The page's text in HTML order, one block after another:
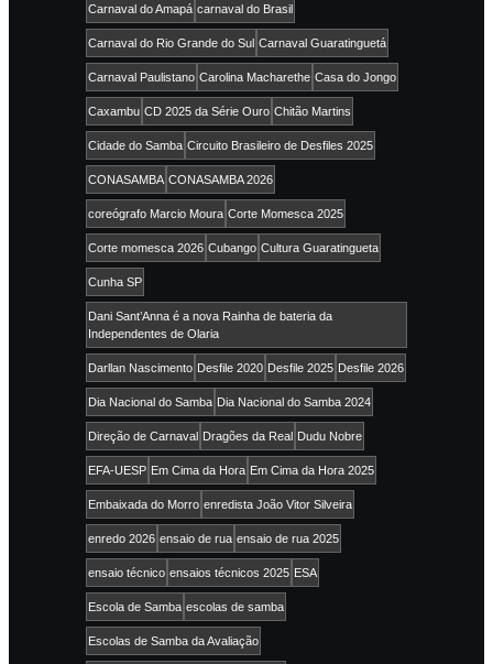
Carnaval do Amapá carnaval do Brasil
Carnaval do Rio Grande do Sul Carnaval Guaratinguetá
Carnaval Paulistano Carolina Macharethe Casa do Jongo
Caxambu CD 2025 da Série Ouro Chitão Martins
Cidade do Samba Circuito Brasileiro de Desfiles 2025
CONASAMBA CONASAMBA 2026
coreógrafo Marcio Moura Corte Momesca 2025
Corte momesca 2026 Cubango Cultura Guaratingueta
Cunha SP
Dani Sant’Anna é a nova Rainha de bateria da
Independentes de Olaria
Darllan Nascimento Desfile 2020 Desfile 2025 Desfile 2026
Dia Nacional do Samba Dia Nacional do Samba 2024
Direção de Carnaval Dragões da Real Dudu Nobre
EFA-UESP Em Cima da Hora Em Cima da Hora 2025
Embaixada do Morro enredista João Vitor Silveira
enredo 2026 ensaio de rua ensaio de rua 2025
ensaio técnico ensaios técnicos 2025 ESA
Escola de Samba escolas de samba
Escolas de Samba da Avaliação